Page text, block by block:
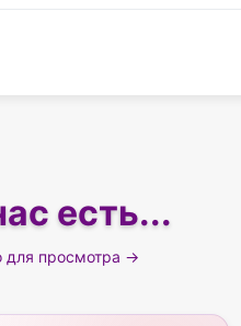
есть...
для просмотра →